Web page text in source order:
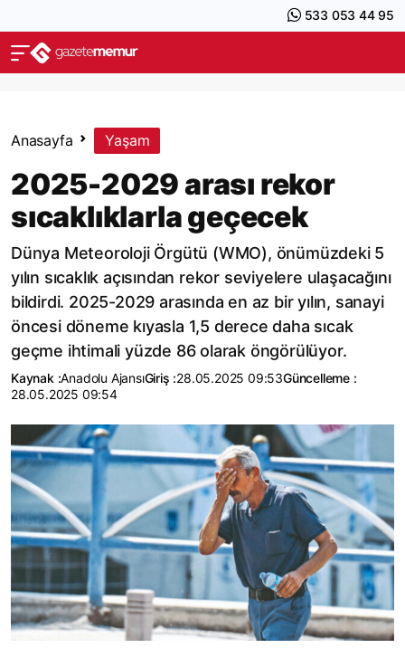
533 053 44 95
Anasayfa Yaşam
2025-2029 arası rekor
sıcaklıklarla geçecek
Dünya Meteoroloji Örgütü (WMO), önümüzdeki 5
yılın sıcaklık açısından rekor seviyelere ulaşacağını
bildirdi. 2025-2029 arasında en az bir yılın, sanayi
öncesi döneme kıyasla 1,5 derece daha sıcak
geçme ihtimali yüzde 86 olarak öngörülüyor.
Kaynak :Anadolu AjansıGiriş :28.05.2025 09:53Güncelleme :
28.05.2025 09:54